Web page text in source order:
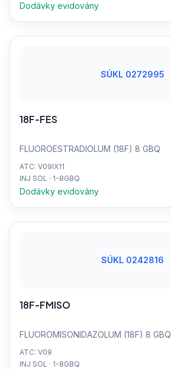
Dodávky evidovány
SÚKL 0272995
18F-FES
FLUOROESTRADIOLUM (18F) 8 GBQ
ATC: V09IX11
INJ SOL · 1-8GBQ
Dodávky evidovány
SÚKL 0242816
18F-FMISO
FLUOROMISONIDAZOLUM (18F) 8 GBQ
ATC: V09
INJ SOL · 1-8GBQ